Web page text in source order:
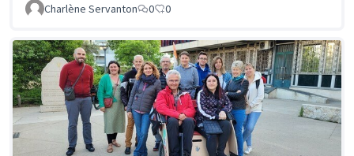
Charlène Servanton
0 0